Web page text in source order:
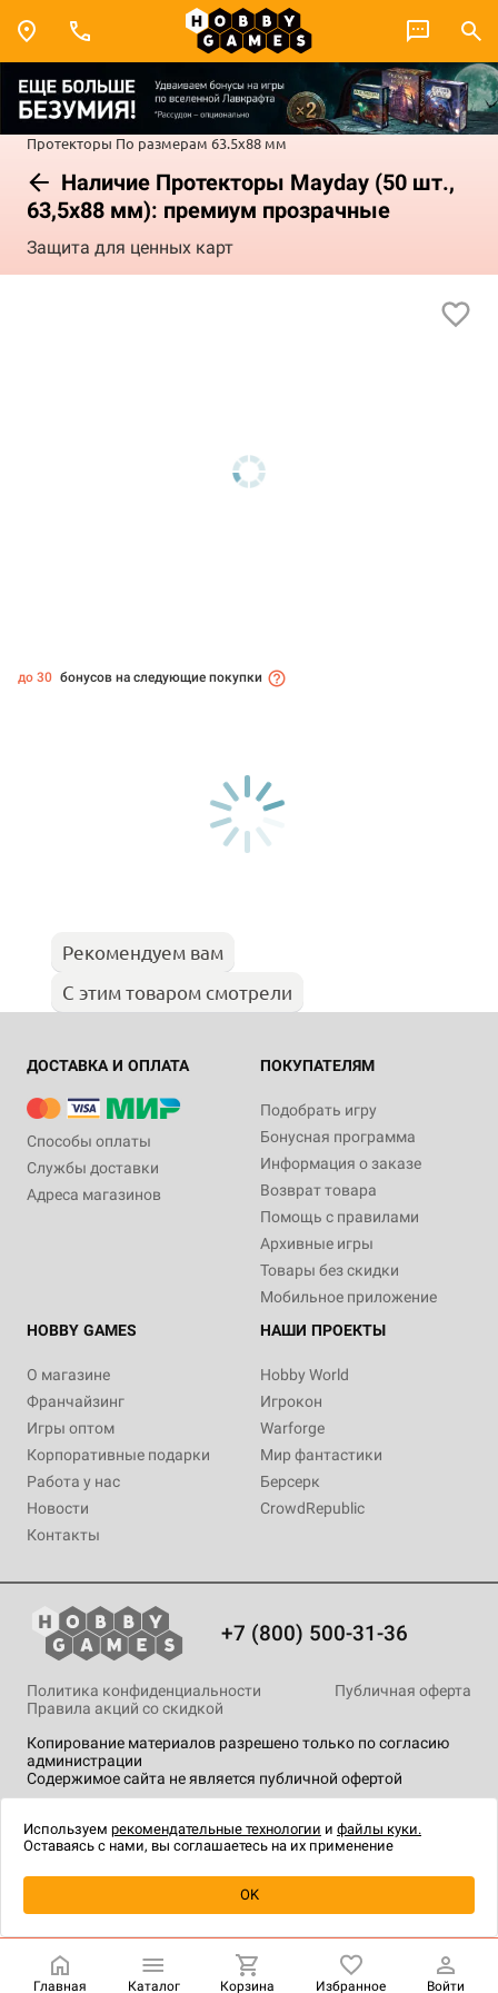
Протекторы По размерам 63.5x88 мм
Наличие Протекторы Mayday (50 шт.,
63,5x88 мм): премиум прозрачные
Защита для ценных карт
Купить
до 30 бонусов на следующие покупки
Рекомендуем вам
С этим товаром смотрели
ДОСТАВКА И ОПЛАТА
Способы оплаты
Службы доставки
Адреса магазинов
ПОКУПАТЕЛЯМ
Подобрать игру
Бонусная программа
Информация о заказе
Возврат товара
Помощь с правилами
Архивные игры
Товары без скидки
Мобильное приложение
HOBBY GAMES
О магазине
Франчайзинг
Игры оптом
Корпоративные подарки
Работа у нас
Новости
Контакты
НАШИ ПРОЕКТЫ
Hobby World
Игрокон
Warforge
Мир фантастики
Берсерк
CrowdRepublic
+7 (800) 500-31-36
Копирование материалов разрешено только по согласию
администрации
Содержимое сайта не является публичной офертой
Политика конфиденциальности
Публичная оферта
Правила акций со скидкой
технологии.
Главная Каталог Корзина Избранное Войти
Используем рекомендательные технологии и файлы куки.
Оставаясь с нами, вы соглашаетесь на их применение
OK